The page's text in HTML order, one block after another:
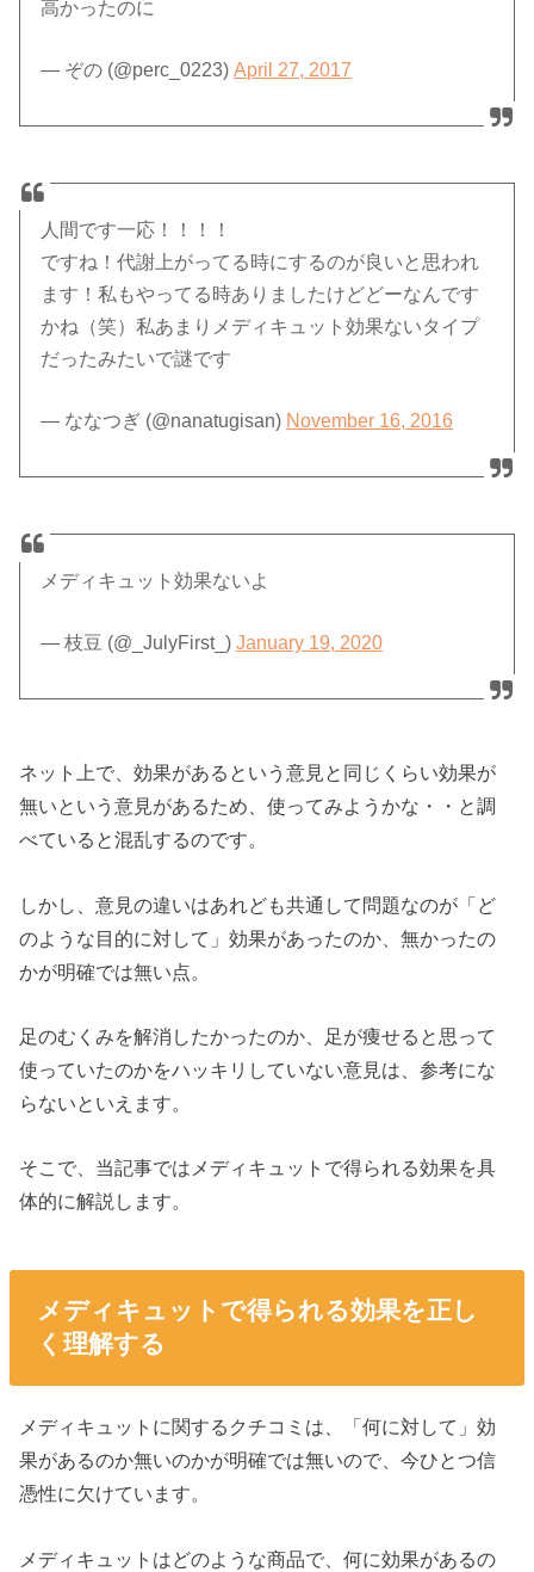
高かったのに
— ぞの (@perc_0223)April 27, 2017
人間です一応！！！！
ですね！代謝上がってる時にするのが良いと思われ
ます！私もやってる時ありましたけどどーなんです
かね（笑）私あまりメディキュット効果ないタイプ
だったみたいで謎です
— ななつぎ (@nanatugisan) November 16, 2016
メディキュット効果ないよ
— 枝豆 (@_JulyFirst_)January 19, 2020
ネット上で、効果があるという意見と同じくらい効果が
無いという意見があるため、使ってみようかな・・と調
べていると混乱するのです。
しかし、意見の違いはあれども共通して問題なのが「ど
のような目的に対して」効果があったのか、無かったの
かが明確では無い点。
足のむくみを解消したかったのか、足が痩せると思って
使っていたのかをハッキリしていない意見は、参考にな
らないといえます。
そこで、当記事ではメディキュットで得られる効果を具
体的に解説します。
メディキュットで得られる効果を正し
く理解する
メディキュットに関するクチコミは、「何に対して」効
果があるのか無いのかが明確では無いので、今ひとつ信
憑性に欠けています。
メディキュットはどのような商品で、何に効果があるの